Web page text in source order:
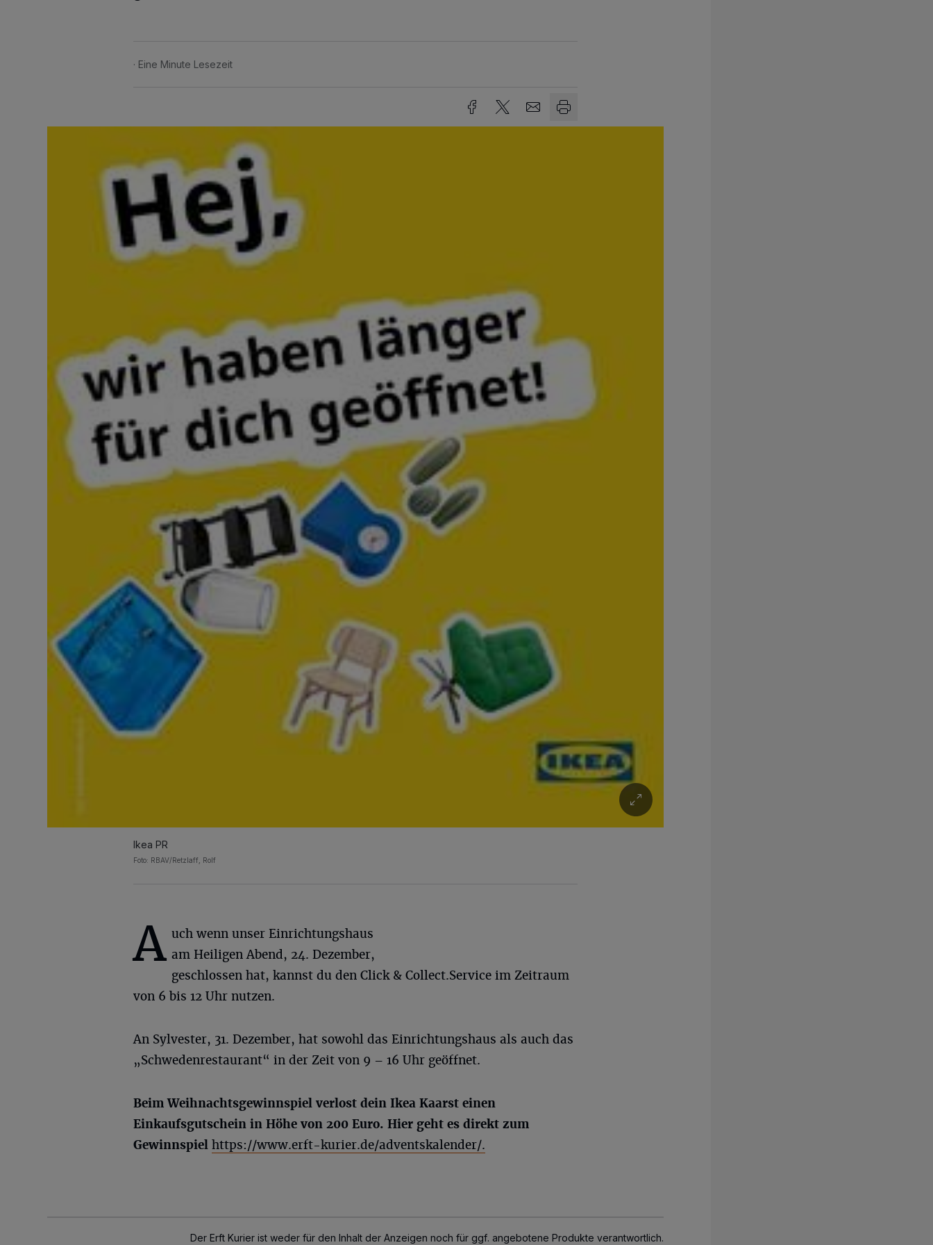
Eine Minute Lesezeit
Ikea PR
Foto: RBAV/Retzlaff, Rolf
A uch wenn unser Einrichtungshaus
am Heiligen Abend, 24. Dezember,
geschlossen hat, kannst du den Click & Collect.Service im Zeitraum
von 6 bis 12 Uhr nutzen.
An Sylvester, 31. Dezember, hat sowohl das Einrichtungshaus als auch das
„Schwedenrestaurant“ in der Zeit von 9 – 16 Uhr geöffnet.
Beim Weihnachtsgewinnspiel verlost dein Ikea Kaarst einen
Einkaufsgutschein in Höhe von 200 Euro. Hier geht es direkt zum
Gewinnspiel https://www.erft-kurier.de/adventskalender/.
Der Erft Kurier ist weder für den Inhalt der Anzeigen noch für ggf. angebotene Produkte verantwortlich.